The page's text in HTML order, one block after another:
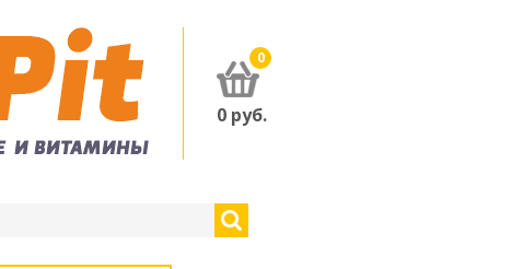
0
0 руб.